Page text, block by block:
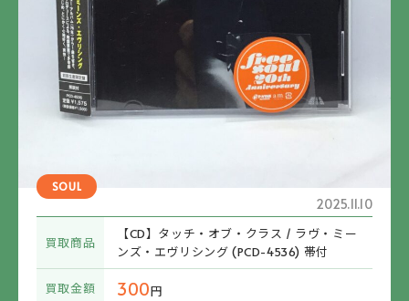
SOUL
2025.11.10
買取商品
【CD】タッチ・オブ・クラス / ラヴ・ミー
ンズ・エヴリシング (PCD-4536) 帯付
買取金額 300円